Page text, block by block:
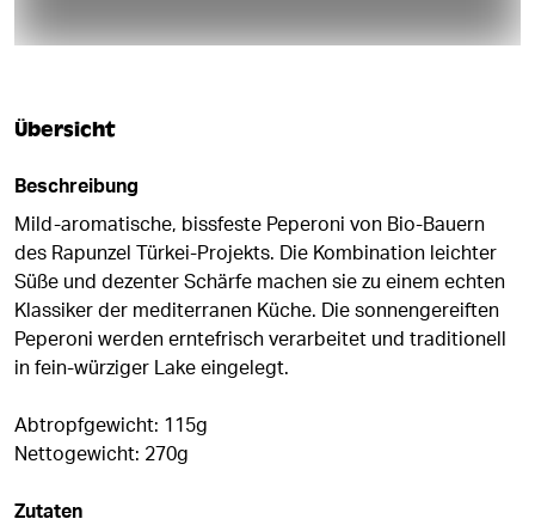
Übersicht
Beschreibung
Mild-aromatische, bissfeste Peperoni von Bio-Bauern
des Rapunzel Türkei-Projekts. Die Kombination leichter
Süße und dezenter Schärfe machen sie zu einem echten
Klassiker der mediterranen Küche. Die sonnengereiften
Peperoni werden erntefrisch verarbeitet und traditionell
in fein-würziger Lake eingelegt.
Abtropfgewicht: 115g
Nettogewicht: 270g
Zutaten